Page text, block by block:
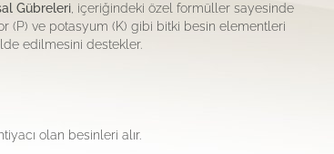
Gübreleri , içeriğindeki özel formüller sayesinde
(P) ve potasyum (K) gibi bitki besin elementleri
edilmesini destekler.
olan besinleri alır.